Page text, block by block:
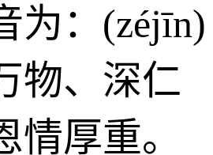
为：(zéjīn)
物、深仁
情厚重。